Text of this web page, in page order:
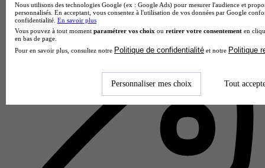
Holberton Bordeaux
Aucun avis
Bordeaux
Nous utilisons des technologies Google (ex : Google Ads) pour mesurer l'audience et
personnalisés. En acceptant, vous consentez à l'utilisation de vos données par Google
confidentialité. En savoir plus
Vous pouvez à tout moment paramétrer vos choix ou retirer votre consentement en
en bas de page.
Pour en savoir plus, consultez notre Politique de confidentialité et notre Politique
Personnaliser mes choix Tout